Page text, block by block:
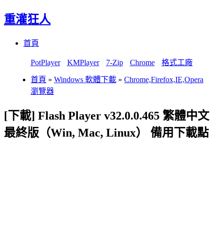
重灌狂人
首頁
PotPlayer KMPlayer 7-Zip Chrome 格式工廠
首頁 » Windows 軟體下載 » Chrome,Firefox,IE,Opera
瀏覽器
[下載] Flash Player v32.0.0.465 繁體中文
最終版（Win, Mac, Linux） 備用下載點